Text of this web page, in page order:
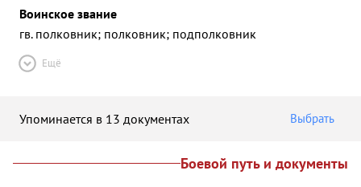
Воинское звание
гв. полковник; полковник; подполковник
Ещё
Упоминается в 13 документах Выбрать
Боевой путь и документы